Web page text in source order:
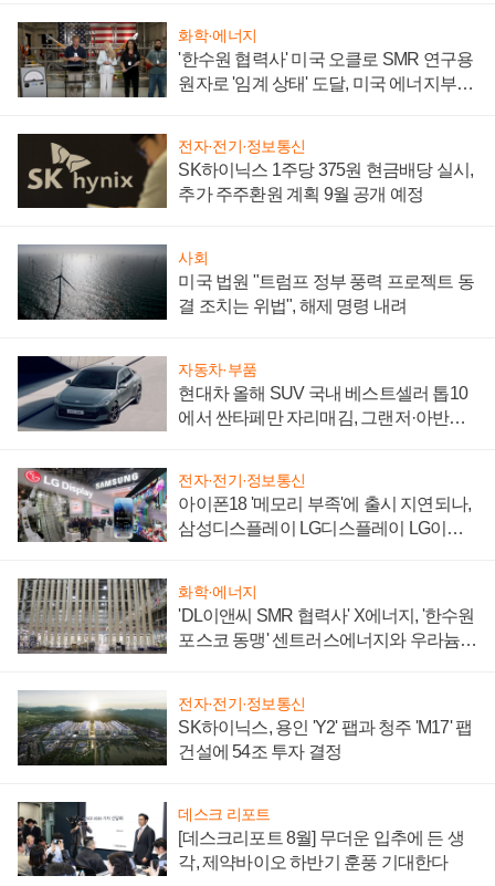
화학·에너지
'한수원 협력사' 미국 오클로 SMR 연구용
원자로 '임계 상태' 도달, 미국 에너지부
전자·전기·정보통신
SK하이닉스 1주당 375원 현금배당 실시,
추가 주주환원 계획 9월 공개 예정
사회
미국 법원 "트럼프 정부 풍력 프로젝트 동
결 조치는 위법", 해제 명령 내려
자동차·부품
현대차 올해 SUV 국내 베스트셀러 톱10
에서 싼타페만 자리매김, 그랜저·아반떼
전자·전기·정보통신
아이폰18 '메모리 부족'에 출시 지연되나,
삼성디스플레이 LG디스플레이 LG이노
화학·에너지
'DL이앤씨 SMR 협력사' X에너지, '한수원
포스코 동맹' 센트러스에너지와 우라늄
전자·전기·정보통신
SK하이닉스, 용인 'Y2' 팹과 청주 'M17' 팹
건설에 54조 투자 결정
데스크 리포트
[데스크리포트 8월] 무더운 입추에 든 생
각, 제약바이오 하반기 훈풍 기대한다